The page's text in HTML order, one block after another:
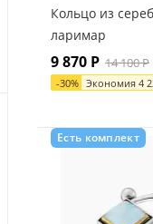
Кольцо из
ларимар
9 870 Р 14 100Р
-30% Экономия 4
Есть комплект